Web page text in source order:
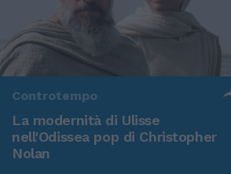
Controtempo
La modernità di Ulisse
nell'Odissea pop di Christopher
Nolan